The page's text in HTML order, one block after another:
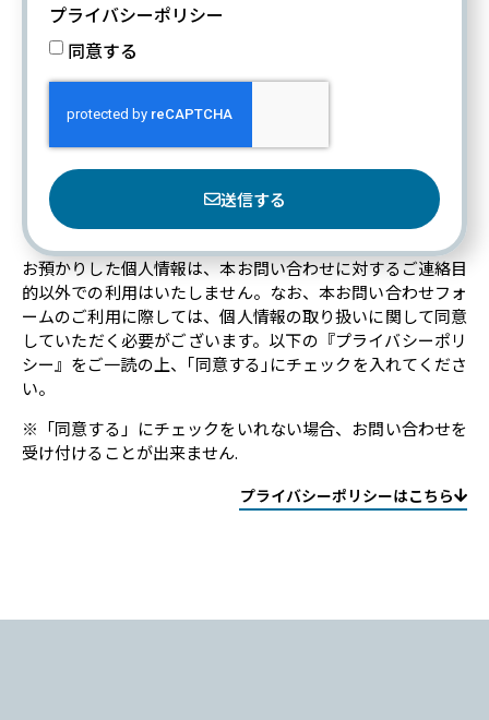
プライバシーポリシー
同意する
送信する
お預かりした個人情報は、本お問い合わせに対するご連絡目
的以外での利用はいたしません。なお、本お問い合わせフォ
ームのご利用に際しては、個人情報の取り扱いに関して同意
していただく必要がございます。以下の『プライバシーポリ
シー』をご一読の上、｢同意する｣にチェックを入れてくださ
い。
※「同意する」にチェックをいれない場合、お問い合わせを
受け付けることが出来ません.
プライバシーポリシーはこちら